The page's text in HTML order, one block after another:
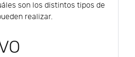
son los distintos tipos de
realizar.